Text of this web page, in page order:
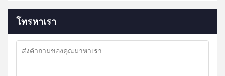
โทรหาเรา